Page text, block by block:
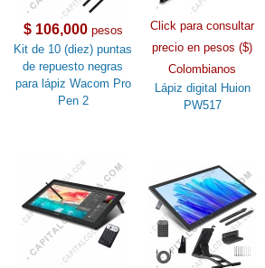
$ 106,000pesos
Kit de 10 (diez) puntas
de repuesto negras
para lápiz Wacom Pro
Pen 2
Click para consultar
precio en pesos ($)
Colombianos
Lápiz digital Huion
PW517